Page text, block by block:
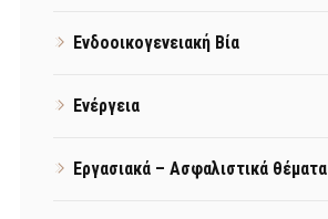
Ενδοοικογενειακή Βία
Ενέργεια
Εργασιακά – Ασφαλιστικά θέματα